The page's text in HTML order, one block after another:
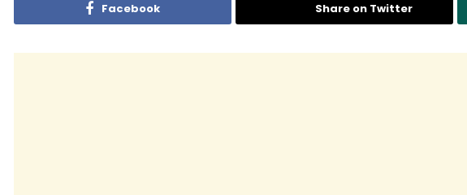
Facebook Share on Twitter